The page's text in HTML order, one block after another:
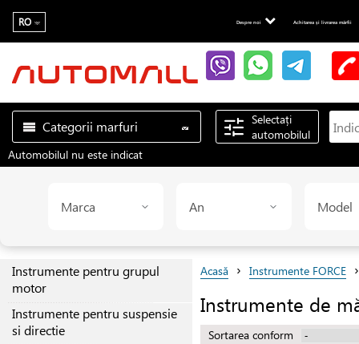
RO Despre noi Achitarea și livrarea mărfii
Categorii marfuri
Selectați
automobilul
Automobilul nu este indicat
Marca An Model
Instrumente pentru grupul
motor
Instrumente pentru suspensie
si directie
Acasă › Instrumente FORCE ›
Instrumente de
Sortarea conform